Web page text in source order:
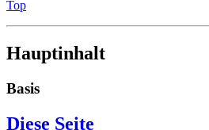
Top
Hauptinhalt
Basis
Diese Seite